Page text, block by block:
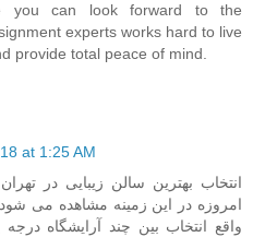
you can look forward to the
experts works hard to live
provide total peace of mind.
at 1:25 AM
انتخاب بهترین سالن زیبایی در
امروزه در این زمینه مشاهده می
واقع انتخاب بین چند آرایشگاه